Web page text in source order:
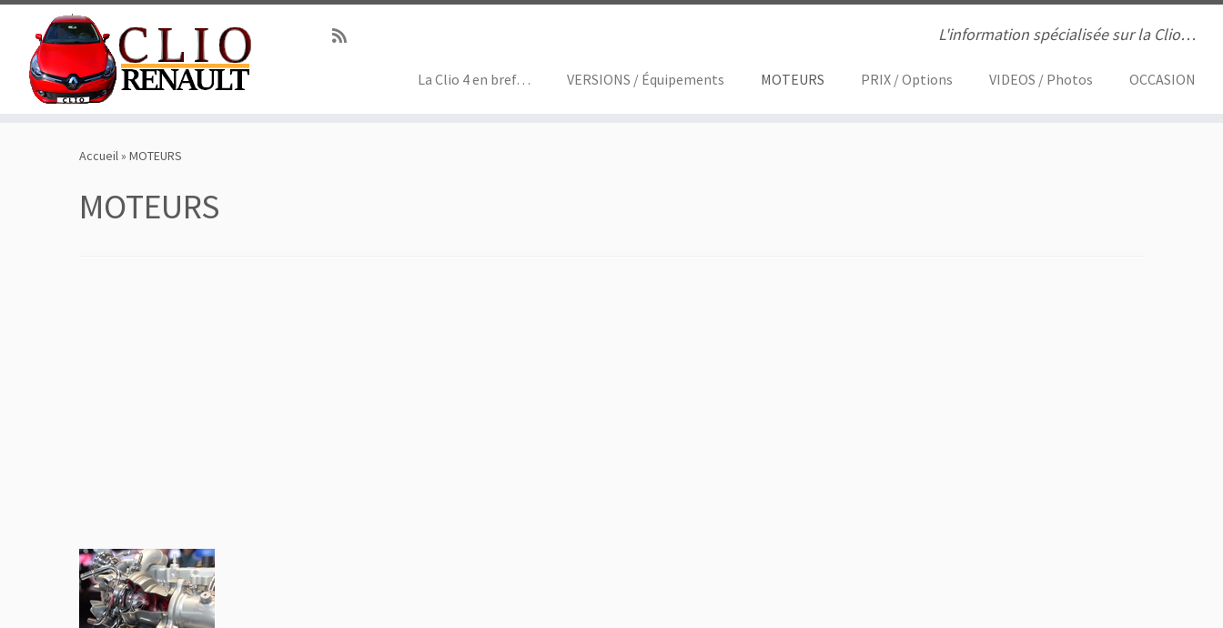
L'information spécialisée sur la Clio…
La Clio 4 en bref… VERSIONS / Équipements MOTEURS PRIX / Options VIDEOS / Photos OCCASION
Accueil» MOTEURS
MOTEURS